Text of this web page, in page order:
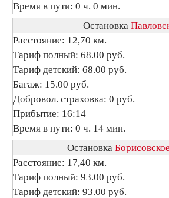
Время в пути: 0 ч. 0 мин.
Остановка
Расстояние: 12,70 км.
Тариф полный: 68.00 руб.
Тариф детский: 68.00 руб.
Багаж: 15.00 руб.
Добровол. страховка: 0 руб.
Прибытие: 16:14
Время в пути: 0 ч. 14 мин.
Остановка
Расстояние: 17,40 км.
Тариф полный: 93.00 руб.
Тариф детский: 93.00 руб.